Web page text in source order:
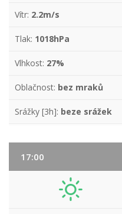
Vítr: 2.2m/s
Tlak: 1018hPa
Vlhkost: 27%
Oblačnost: bez mraků
Srážky [3h]: beze srážek
17:00